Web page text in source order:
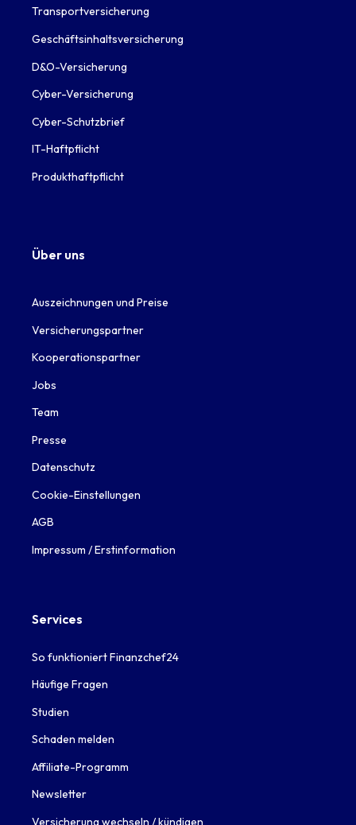
Transportversicherung
Geschäftsinhaltsversicherung
D&O-Versicherung
Cyber-Versicherung
Cyber-Schutzbrief
IT-Haftpflicht
Produkthaftpflicht
Über uns
Auszeichnungen und Preise
Versicherungspartner
Kooperationspartner
Jobs
Team
Presse
Datenschutz
Cookie-Einstellungen
AGB
Impressum / Erstinformation
Services
So funktioniert Finanzchef24
Häufige Fragen
Studien
Schaden melden
Affiliate-Programm
Newsletter
Versicherung wechseln / kündigen